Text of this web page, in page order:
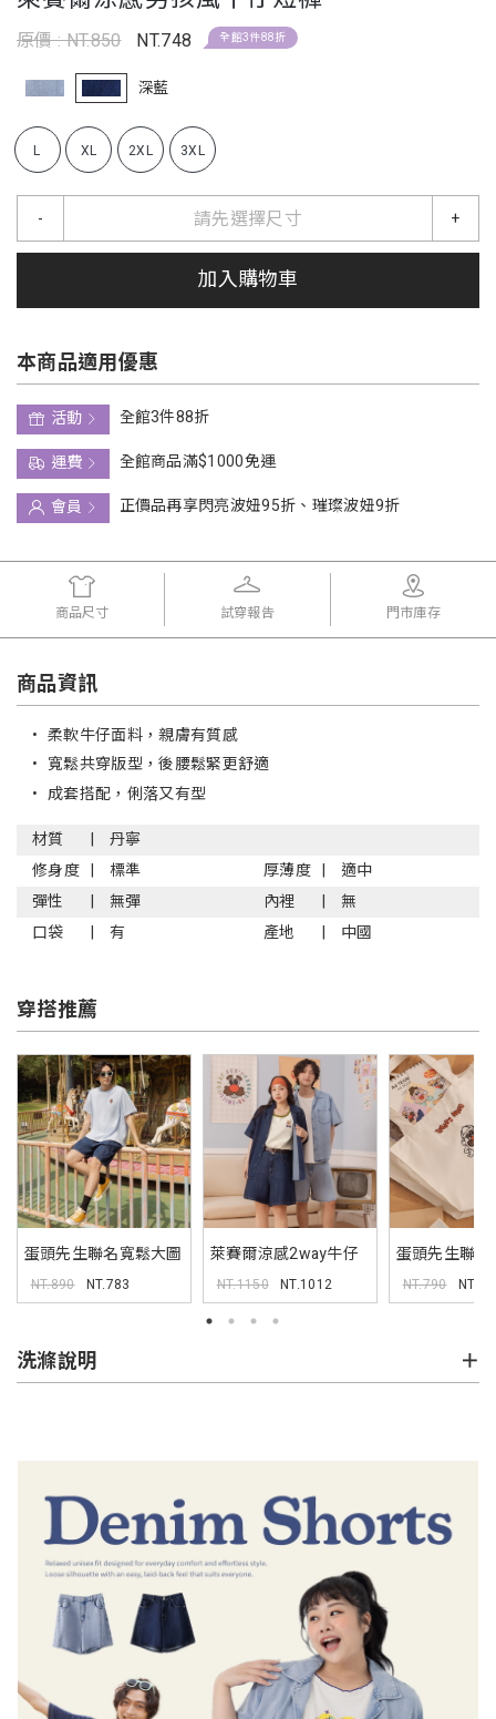
原價 : NT.850 NT.748 全館3件88折
深藍
L XL 2XL 3XL
請先選擇尺寸
- +
加入購物車
本商品適用優惠
活動
全館3件88折
運費
全館商品滿$1000免運
會員
正價品再享閃亮波妞95折、璀璨波妞9折
商品尺寸 試穿報告 門市庫存
商品資訊
• 柔軟牛仔面料，親膚有質感
• 寬鬆共穿版型，後腰鬆緊更舒適
• 成套搭配，俐落又有型
材質
丹寧
修身度
標準 厚薄度
適中
彈性
無彈 內裡
無
口袋
有 產地 中國
穿搭推薦
蛋頭先生聯名寬鬆大圖
TEE
NT.890 NT.783
萊賽爾涼感2way牛仔
襯衫
NT.1150 NT.1012
蛋頭先生聯名
(附布章)
NT.790
洗滌說明